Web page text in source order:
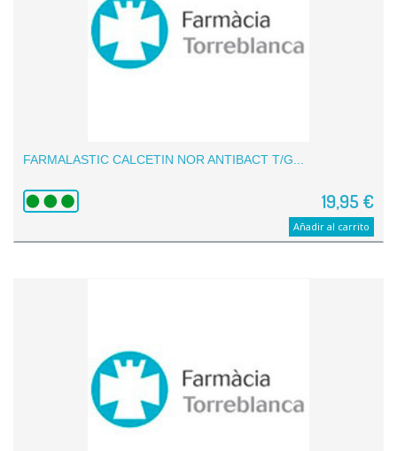
FARMALASTIC CALCETIN NOR ANTIBACT T/G...
19,95 €
Añadir al carrito